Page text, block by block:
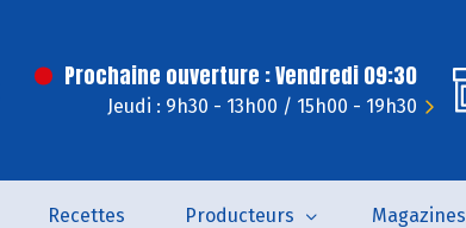
Prochaine ouverture : Vendredi 09:30
Jeudi : 9h30 - 13h00 / 15h00 - 19h30
Recettes Producteurs Magazines